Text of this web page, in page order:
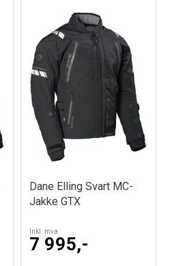
Dane Elling Svart MC-
Jakke GTX
Inkl. mva
7 995,-